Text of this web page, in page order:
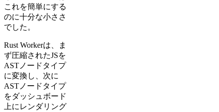
これを簡単にする
のに十分な小ささ
でした。
Rust Workerは、ま
ず圧縮されたJSを
ASTノードタイプ
に変換し、次に
ASTノードタイプ
をダッシュボード
上にレンダリング